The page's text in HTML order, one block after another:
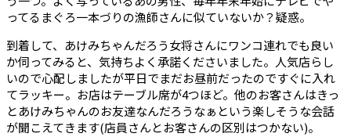
ってるまぐろ一本づりの漁師さんに似ていないか？疑惑。
到着して、あけみちゃんだろう女将さんにワンコ連れでも良い
か伺ってみると、気持ちよく承諾くださいました。人気店らし
いので心配しましたが平日でまだお昼前だったのですぐに入れ
てラッキー。お店はテーブル席が4つほど。他のお客さんはきっ
とあけみちゃんのお友達なんだろうなぁという楽しそうな会話
が聞こえてきます(店員さんとお客さんの区別はつかない)。